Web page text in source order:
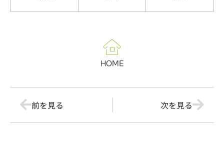
HOME
前を見る 次を見る